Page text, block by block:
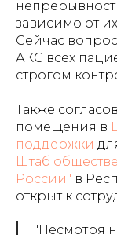
зависимо от
Сейчас
АКС всех
строгом
Также
помещения в
поддержки
Штаб
России" в
открыт к
"Несмотря